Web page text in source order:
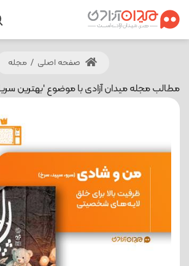
صفحه اصلی / مجله
مطالب مجله میدان آزادی با موضوع 'بهترین